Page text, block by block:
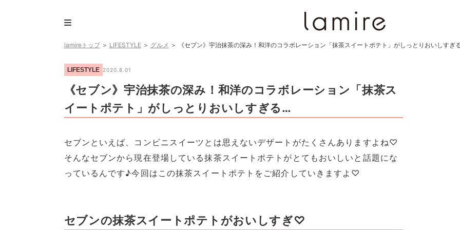
lamireトップ＞ LIFESTYLE＞ グルメ ＞ 《セブン》宇治抹茶の深み！和洋のコラボレーション「抹茶スイートポテト」がしっとりおいしすぎ
LIFESTYLE 2020.8.01
《セブン》宇治抹茶の深み！和洋のコラボレーション「抹茶ス
イートポテト」がしっとりおいしすぎる…
セブンといえば、コンビニスイーツとは思えないデザートがたくさんありますよね♡
そんなセブンから現在登場している抹茶スイートポテトがとてもおいしいと話題にな
っているんです♪今回はこの抹茶スイートポテトをご紹介していきますよ♡
セブンの抹茶スイートポテトがおいしすぎ♡